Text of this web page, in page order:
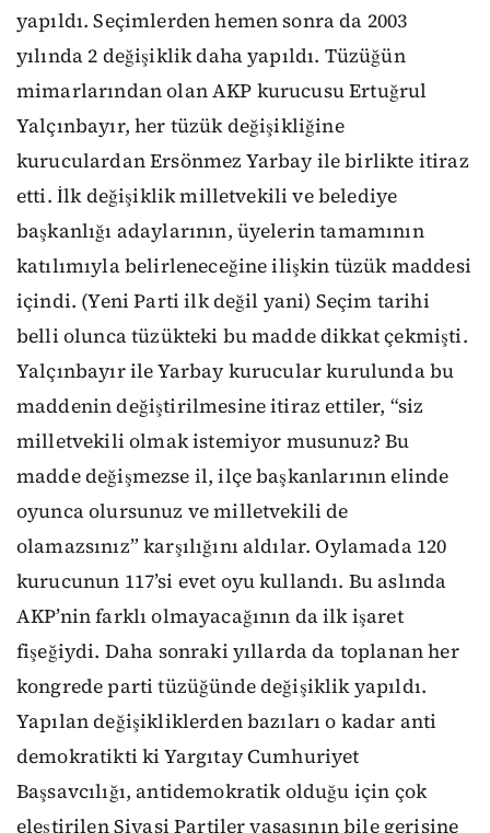
yapıldı. Seçimlerden hemen sonra da 2003
yılında 2 değişiklik daha yapıldı. Tüzüğün
mimarlarından olan AKP kurucusu Ertuğrul
Yalçınbayır, her tüzük değişikliğine
kuruculardan Ersönmez Yarbay ile birlikte itiraz
etti. İlk değişiklik milletvekili ve belediye
başkanlığı adaylarının, üyelerin tamamının
katılımıyla belirleneceğine ilişkin tüzük maddesi
içindi. (Yeni Parti ilk değil yani) Seçim tarihi
belli olunca tüzükteki bu madde dikkat çekmişti.
Yalçınbayır ile Yarbay kurucular kurulunda bu
maddenin değiştirilmesine itiraz ettiler, “siz
milletvekili olmak istemiyor musunuz? Bu
madde değişmezse il, ilçe başkanlarının elinde
oyunca olursunuz ve milletvekili de
olamazsınız” karşılığını aldılar. Oylamada 120
kurucunun 117’si evet oyu kullandı. Bu aslında
AKP’nin farklı olmayacağının da ilk işaret
fişeğiydi. Daha sonraki yıllarda da toplanan her
kongrede parti tüzüğünde değişiklik yapıldı.
Yapılan değişikliklerden bazıları o kadar anti
demokratikti ki Yargıtay Cumhuriyet
Başsavcılığı, antidemokratik olduğu için çok
eleştirilen Siyasi Partiler yasasının bile gerisine